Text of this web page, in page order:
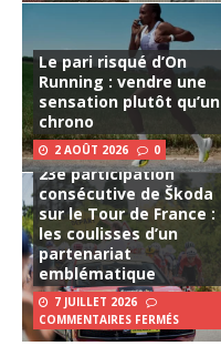
Le pari risqué d’On
Running : vendre une
sensation plutôt qu’un
chrono
2 AOÛT 2026 0
23e participation
consécutive de Škoda
sur le Tour de France :
les coulisses d’un
partenariat
emblématique
7 JUILLET 2026
COMMENTAIRES FERMÉS